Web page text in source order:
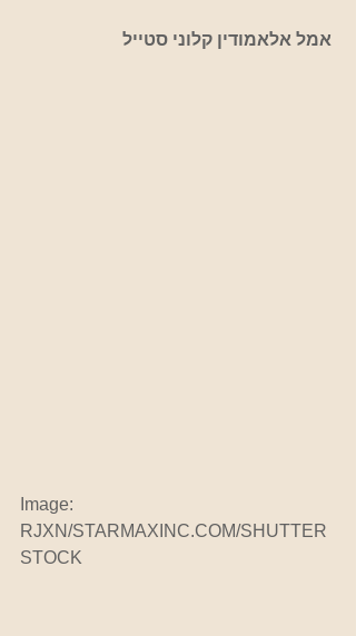
אמל אלאמודין קלוני סטייל
Image:
RJXN/STARMAXINC.COM/SHUTTER
STOCK